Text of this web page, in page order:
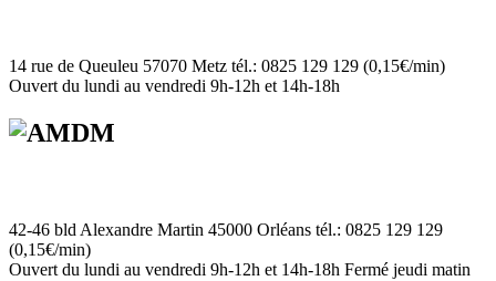
14 rue de Queuleu 57070 Metz tél.: 0825 129 129 (0,15€/min)
Ouvert du lundi au vendredi 9h-12h et 14h-18h
42-46 bld Alexandre Martin 45000 Orléans tél.: 0825 129 129
(0,15€/min)
Ouvert du lundi au vendredi 9h-12h et 14h-18h Fermé jeudi matin